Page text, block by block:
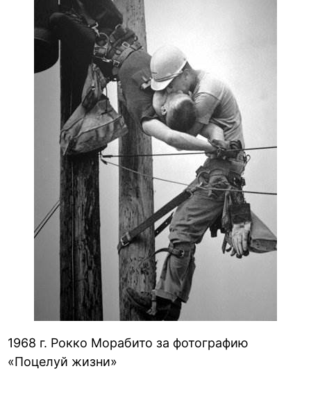
1968 г. Рокко Морабито за фотографию
«Поцелуй жизни»